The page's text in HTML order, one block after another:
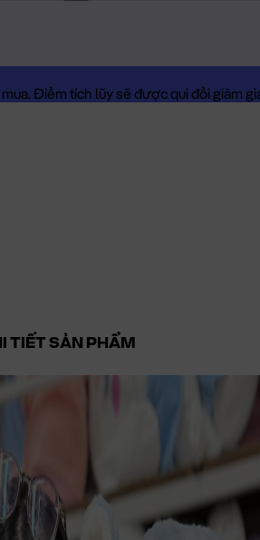
Điểm tích lũy sẽ được qui đổi giảm
TIẾT SẢN PHẨM